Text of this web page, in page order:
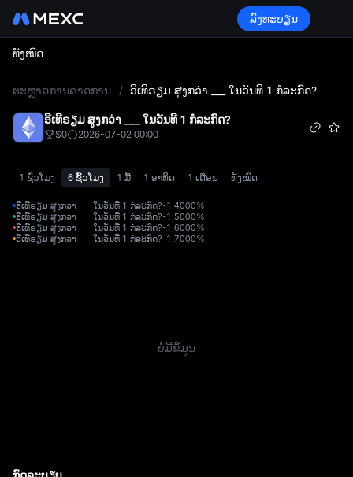
ລົງທະບຽນ
ທັງໝົດ
ຕະຫຼາດການຄາດການ / ອີເທີຣຽມ ສູງກວ່າ ___ ໃນວັນທີ 1 ກໍລະກົດ?
ອີເທີຣຽມ ສູງກວ່າ ___ ໃນວັນທີ 1 ກໍລະກົດ?
$0 2026-07-02 00:00
1 ຊົ່ວໂມງ 6 ຊົ້ວໂມງ 1 ມື້ 1 ອາທິດ 1 ເດືອນ ທັງໝົດ
ອີເທີຣຽມ ສູງກວ່າ ___ ໃນວັນທີ 1 ກໍລະກົດ?-1,4000%
ອີເທີຣຽມ ສູງກວ່າ ___ ໃນວັນທີ 1 ກໍລະກົດ?-1,5000%
ອີເທີຣຽມ ສູງກວ່າ ___ ໃນວັນທີ 1 ກໍລະກົດ?-1,6000%
ອີເທີຣຽມ ສູງກວ່າ ___ ໃນວັນທີ 1 ກໍລະກົດ?-1,7000%
ບໍ່ມີຂໍ້ມູນ